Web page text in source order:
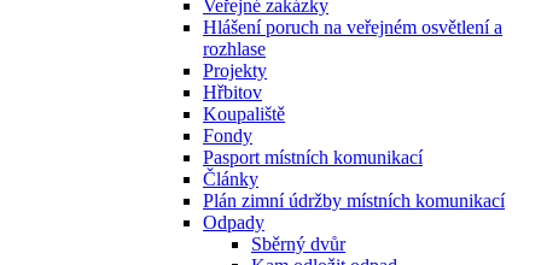
Veřejné zakázky
Hlášení poruch na veřejném osvětlení a
rozhlase
Projekty
Hřbitov
Koupaliště
Fondy
Pasport místních komunikací
Články
Plán zimní údržby místních komunikací
Odpady
Sběrný dvůr